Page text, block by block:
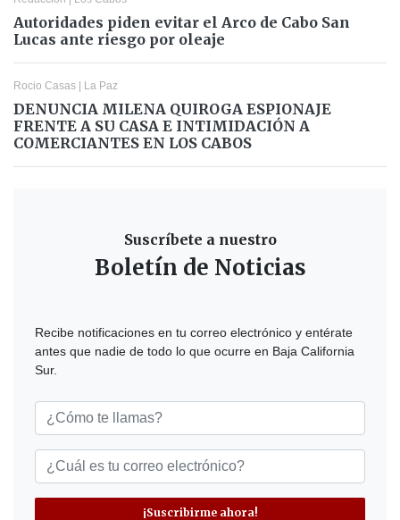
Autoridades piden evitar el Arco de Cabo San
Lucas ante riesgo por oleaje
Rocio Casas | La Paz
DENUNCIA MILENA QUIROGA ESPIONAJE
FRENTE A SU CASA E INTIMIDACIÓN A
COMERCIANTES EN LOS CABOS
Suscríbete a nuestro
Boletín de Noticias
Recibe notificaciones en tu correo electrónico y entérate
antes que nadie de todo lo que ocurre en Baja California
Sur.
¡Suscribirme ahora!